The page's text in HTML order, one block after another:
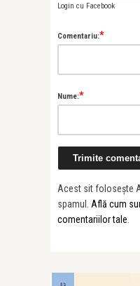
Login cu Facebook
Comentariu:*
Nume:*
Acest sit folosește
spamul. Află cum
comentariilor tale